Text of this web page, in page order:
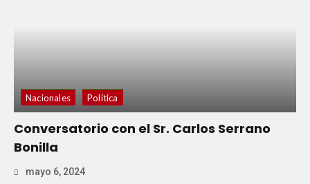
Nacionales Política
Conversatorio con el Sr. Carlos Serrano
Bonilla
mayo 6, 2024